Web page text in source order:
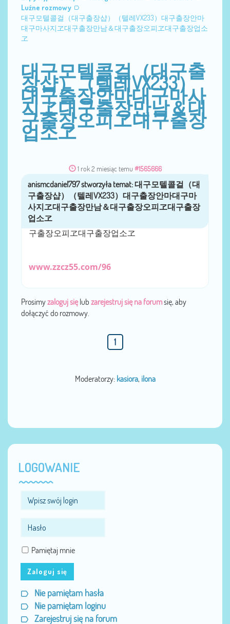
Luźne rozmowy
대구모텔콜걸（대구출장샵）（텔레VX233）대구출장안마
대구마사지ヱ대구출장만남＆대구출장오피ヱ대구출장업소
ヱ
대구모텔콜걸（대구출
장샵）（텔레VX233）
대구출장안마대구마사
지ヱ대구출장만남＆대
구출장오피ヱ대구출장
업소ヱ
1 rok 2 miesiąc temu #1565666
przezanismcdaniel797
대구모텔콜걸（대구출장샵）（텔레VX233）
대구출장안마대구마사지ヱ대구출장만남＆대
구출장오피ヱ대구출장업소ヱ
www.zzcz55.com/96
Prosimyzaloguj sięlub zarejestruj się na forumsię, aby
dołączyć do rozmowy.
1
Moderatorzy: kasiora, ilona
LOGOWANIE
Pamiętaj mnie
Zaloguj się
Nie pamiętam hasła
Nie pamiętam loginu
Zarejestruj się na forum